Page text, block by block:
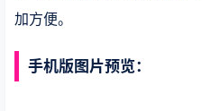
加方便。
手机版图片预览：